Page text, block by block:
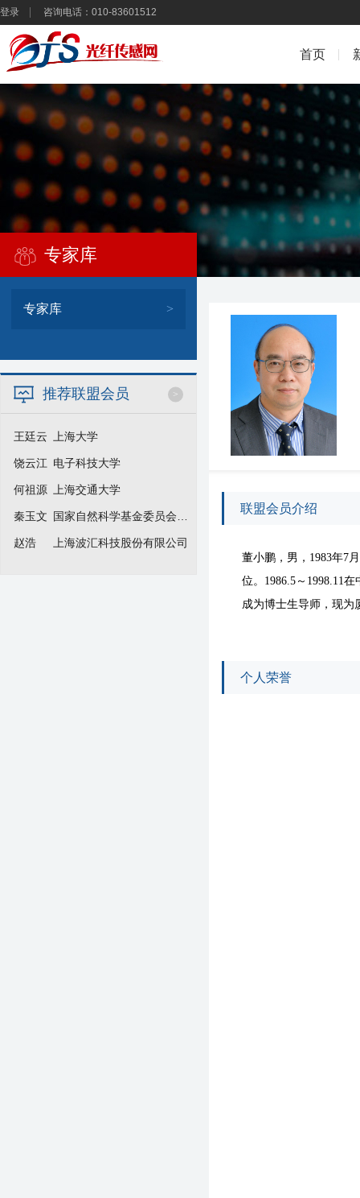
登录 咨询电话：010-83601512
首页
专家库
>
专家库
>
推荐联盟会员
王廷云 上海大学
饶云江 电子科技大学
何祖源 上海交通大学
秦玉文 国家自然科学基金委员会信息学部
赵浩 上海波汇科技股份有限公司
联盟会员介绍
董小鹏 ，男， 1983年7
位。 1986.5 ～ 1998.11在
成为博士生导师，现为
个人荣誉